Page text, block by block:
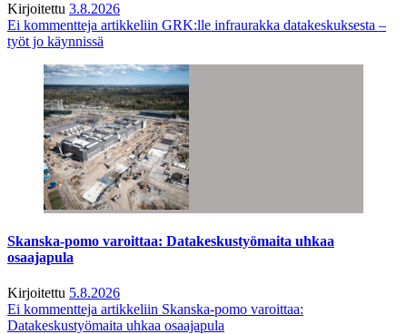
Kirjoitettu 3.8.2026
Ei kommentteja artikkeliin GRK:lle infraurakka datakeskuksesta –
työt jo käynnissä
Skanska-pomo varoittaa: Datakeskustyömaita uhkaa
osaajapula
Kirjoitettu 5.8.2026
Ei kommentteja artikkeliin Skanska-pomo varoittaa:
Datakeskustyömaita uhkaa osaajapula